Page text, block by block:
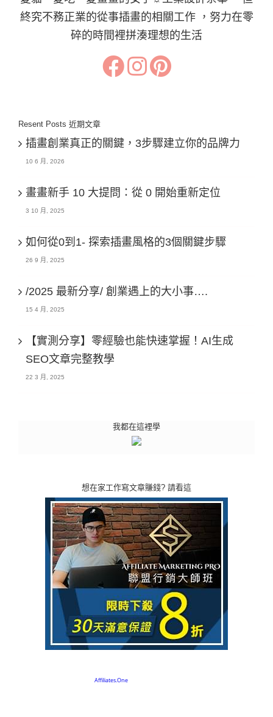
終究不務正業的從事插畫的相關工作 ，努力在零
碎的時間裡拼湊理想的生活
Resent Posts 近期文章
插畫創業真正的關鍵，3步驟建立你的品牌力
10 6 月, 2026
畫畫新手 10 大提問：從 0 開始重新定位
3 10 月, 2025
如何從0到1- 探索插畫風格的3個關鍵步驟
26 9 月, 2025
/2025 最新分享/ 創業遇上的大小事….
15 4 月, 2025
【實測分享】零經驗也能快速掌握！AI生成
SEO文章完整教學
22 3 月, 2025
我都在這裡學
想在家工作寫文章賺錢? 請看這